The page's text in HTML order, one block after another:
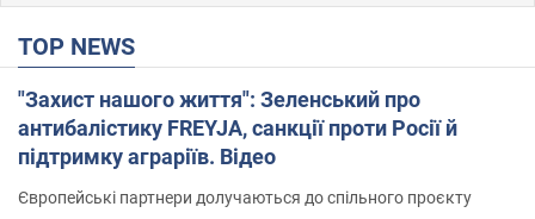
TOP NEWS
"Захист нашого життя": Зеленський про
антибалістику FREYJA, санкції проти Росії й
підтримку аграріїв. Відео
Європейські партнери долучаються до спільного проєкту